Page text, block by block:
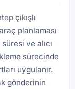
çıkışlı
planlaması
ve alıcı
sürecinde
uygulanır.
gönderinin